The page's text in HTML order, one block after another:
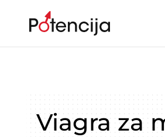
Viagra za